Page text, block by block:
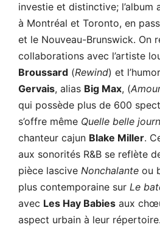
investie et distinctive; l’album
à Montréal et Toronto, en
et le Nouveau-Brunswick. On
collaborations avec l’artiste
Broussard (Rewind) et
Gervais, alias Big Max, (
qui possède plus de 600
s’offre même Quelle belle
chanteur cajun Blake Miller.
aux sonorités R&B se reflète
pièce lasciveNonchalante ou
plus contemporaine surLe
avec Les Hay Babies aux
aspect urbain à leur répertoire.